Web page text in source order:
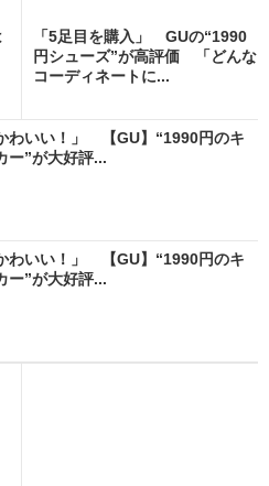
「5足目を購入」 GUの“1990
円シューズ”が高評価 「どんな
コーディネートに...
わいい！」 【GU】“1990円のキ
ー”が大好評...
わいい！」 【GU】“1990円のキ
ー”が大好評...